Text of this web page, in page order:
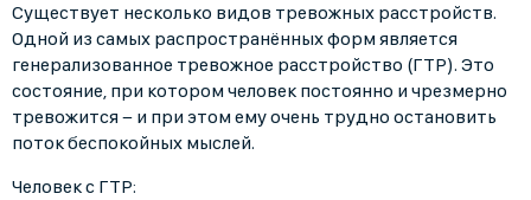
Существует несколько видов тревожных расстройств.
Одной из самых распространённых форм является
генерализованное тревожное расстройство (ГТР). Это
состояние, при котором человек постоянно и чрезмерно
тревожится − и при этом ему очень трудно остановить
поток беспокойных мыслей.
Человек с ГТР: